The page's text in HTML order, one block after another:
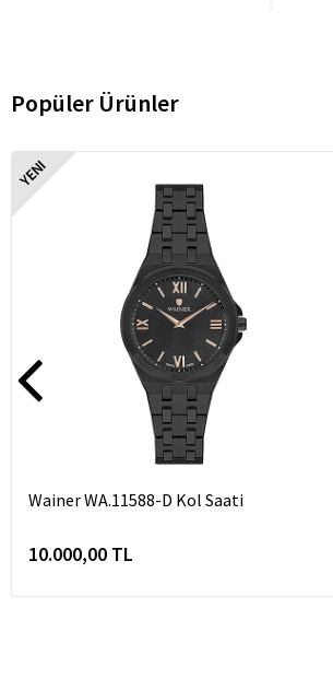
Popüler Ürünler
YENI
Wainer WA.11588-D Kol Saati
10.000,00 TL